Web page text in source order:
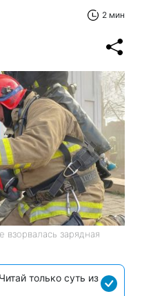
2 мин
зарядная
только суть из